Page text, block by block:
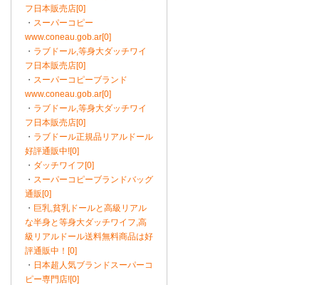
フ日本販売店[0]
・ スーパーコピー
www.coneau.gob.ar[0]
・ ラブドール,等身大ダッチワイ
フ日本販売店[0]
・ スーパーコピーブランド
www.coneau.gob.ar[0]
・ ラブドール,等身大ダッチワイ
フ日本販売店[0]
・ ラブドール正規品リアルドール
好評通販中![0]
・ ダッチワイフ[0]
・ スーパーコピーブランドバッグ
通販[0]
・ 巨乳,貧乳ドールと高級リアル
な半身と等身大ダッチワイフ,高
級リアルドール送料無料商品は好
評通販中！[0]
・ 日本超人気ブランドスーパーコ
ピー専門店![0]